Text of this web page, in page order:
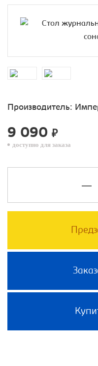
Производитель:
9 090 ₽
доступно для заказа